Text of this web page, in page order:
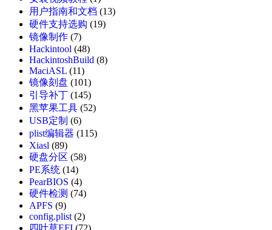
用户指南和文档 (13)
硬件支持选购 (19)
镜像制作 (7)
Hackintool (48)
HackintoshBuild (8)
MaciASL (11)
镜像刻盘 (101)
引导补丁 (145)
黑苹果工具 (52)
USB定制 (6)
plist编辑器 (115)
Xiasl (89)
硬盘分区 (58)
PE系统 (14)
PearBIOS (4)
硬件检测 (74)
APFS (9)
config.plist(2)